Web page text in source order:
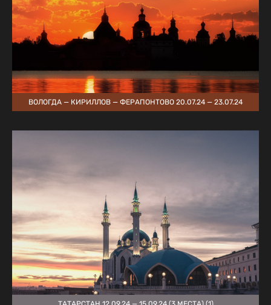
ВОЛОГДА — КИРИЛЛОВ — ФЕРАПОНТОВО 20.07.24 — 23.07.24